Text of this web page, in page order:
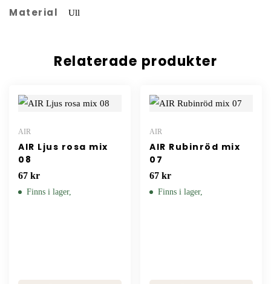
Material Ull
Relaterade produkter
AIR
AIR Ljus rosa mix
08
67 kr
Finns i lager,
AIR
AIR Rubinröd mix
07
67 kr
Finns i lager,